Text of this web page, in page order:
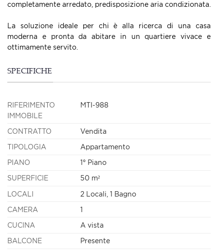
completamente arredato, predisposizione aria condizionata.
La soluzione ideale per chi è alla ricerca di una casa
moderna e pronta da abitare in un quartiere vivace e
ottimamente servito.
SPECIFICHE
RIFERIMENTO
IMMOBILE
MTI-988
CONTRATTO Vendita
TIPOLOGIA Appartamento
PIANO 1° Piano
SUPERFICIE 50 m²
LOCALI 2 Locali, 1 Bagno
CAMERA 1
CUCINA A vista
BALCONE Presente